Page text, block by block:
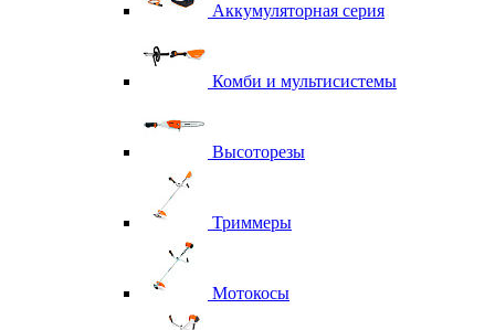
Аккумуляторная серия
Комби и мультисистемы
Высоторезы
Триммеры
Мотокосы